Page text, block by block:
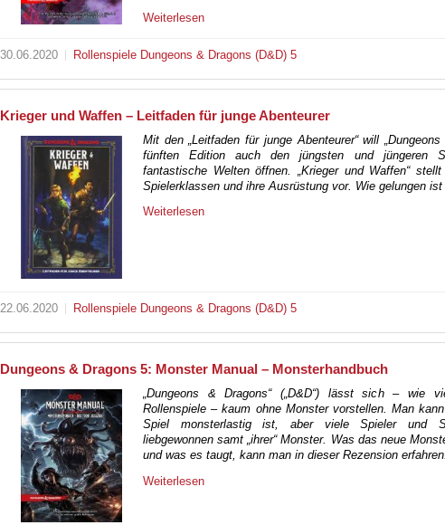
Weiterlesen
30.06.2020 Rollenspiele Dungeons & Dragons (D&D) 5
Krieger und Waffen – Leitfaden für junge Abenteurer
Mit den „Leitfaden für junge Abenteurer“ will
fünften Edition auch den jüngsten und jüngeren
fantastische Welten öffnen. „Krieger und Waffen“
Spielerklassen und ihre Ausrüstung vor. Wie gelungen
Weiterlesen
22.06.2020 Rollenspiele Dungeons & Dragons (D&D) 5
Dungeons & Dragons 5: Monster Manual – Monsterhandbuch
„Dungeons & Dragons“ („D&D“) lässt sich – wie
Rollenspiele – kaum ohne Monster vorstellen. Man
Spiel monsterlastig ist, aber viele Spieler und
liebgewonnen samt „ihrer“ Monster. Was das neue
und was es taugt, kann man in dieser Rezension erfahren.
Weiterlesen